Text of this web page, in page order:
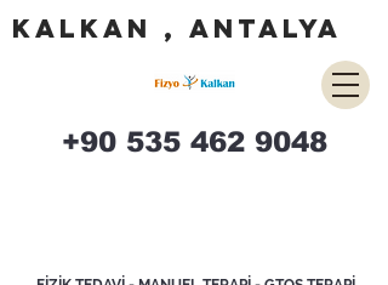
Kalkan , antalya
+90 535 462 9048